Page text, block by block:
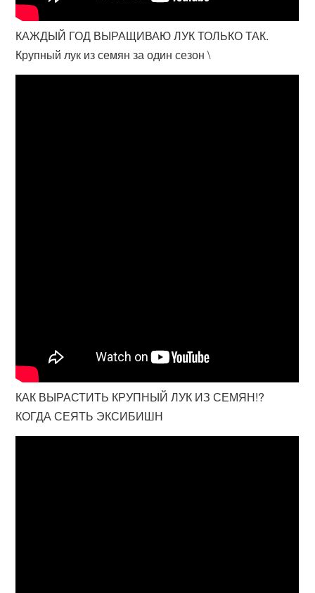
КАЖДЫЙ ГОД ВЫРАЩИВАЮ ЛУК ТОЛЬКО ТАК.
Крупный лук из семян за один сезон \
КАК ВЫРАСТИТЬ КРУПНЫЙ ЛУК ИЗ СЕМЯН!?
КОГДА СЕЯТЬ ЭКСИБИШН